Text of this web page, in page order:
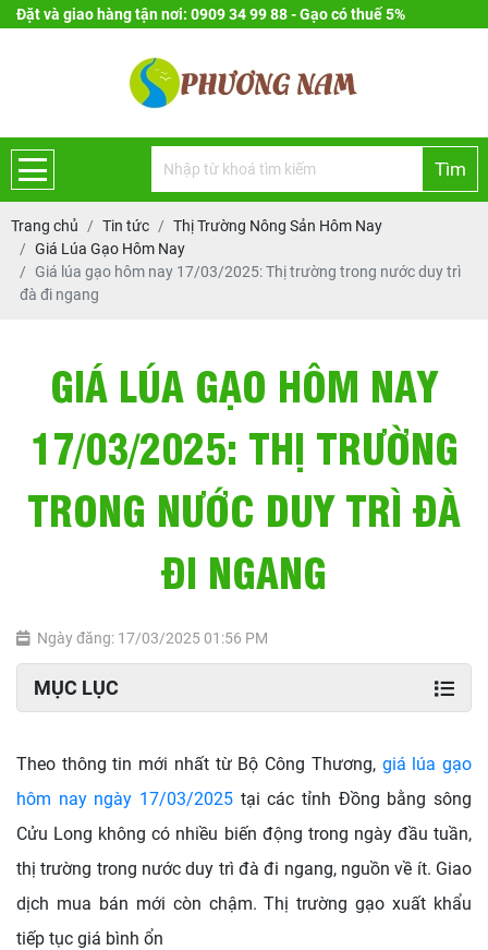
Đặt và giao hàng tận nơi: 0909 34 99 88 - Gạo có thuế 5%
Tìm
Trang chủ Tin tức
Thị Trường Nông Sản Hôm Nay
Giá Lúa Gạo Hôm Nay
Giá lúa gạo hôm nay 17/03/2025: Thị trường trong nước duy trì
đà đi ngang
GIÁ LÚA GẠO HÔM NAY
17/03/2025: THỊ TRƯỜNG
TRONG NƯỚC DUY TRÌ ĐÀ
ĐI NGANG
Ngày đăng: 17/03/2025 01:56 PM
MỤC LỤC
Theo thông tin mới nhất từ Bộ Công Thương, giá lúa gạo
hôm nay ngày 17/03/2025 tại các tỉnh Đồng bằng sông
Cửu Long không có nhiều biến động trong ngày đầu tuần,
thị trường trong nước duy trì đà đi ngang, nguồn về ít. Giao
dịch mua bán mới còn chậm. Thị trường gạo xuất khẩu
tiếp tục giá bình ổn